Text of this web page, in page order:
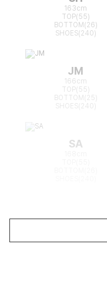
163cm
TOP(55)
BOTTOM(26)
SHOES(240)
JM
166cm
TOP(55)
BOTTOM(25)
SA